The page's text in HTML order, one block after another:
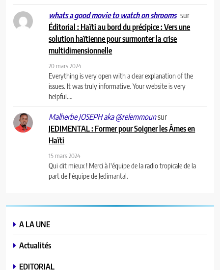
whats a good movie to watch on shrooms sur
Éditorial : Haïti au bord du précipice : Vers une
solution haïtienne pour surmonter la crise
multidimensionnelle
20 mars 2024
Everything is very open with a clear explanation of the
issues. It was truly informative. Your website is very
helpful.…
Malherbe JOSEPH aka @relemmounsur
JEDIMENTAL : Former pour Soigner les Âmes en
Haïti
15 mars 2024
Qui dit mieux ! Merci à l'équipe de la radio tropicale de la
part de l'équipe de Jedimantal.
A LA UNE
Actualités
EDITORIAL